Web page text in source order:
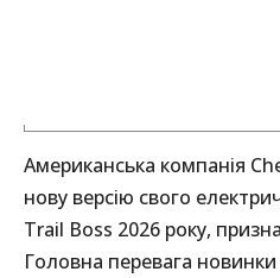
Американська компанія
нову версію свого
Trail Boss 2026 року,
Головна перевага